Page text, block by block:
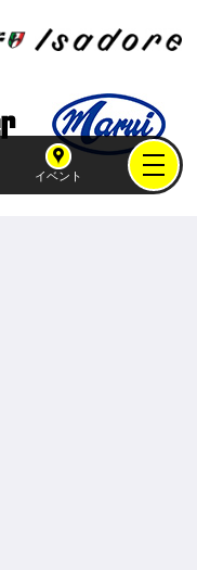
イベント